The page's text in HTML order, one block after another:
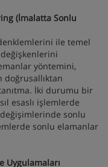
(İmalatta Sonlu
ile temel
yöntemini,
doğrusallıktan
İki durumu bir
esaslı işlemlerde
sonlu
sonlu elamanlar
Uygulamaları